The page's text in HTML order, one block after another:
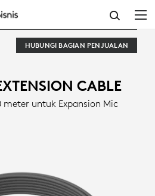
HUBUNGI BAGIAN PENJUALAN
CABLE
meter untuk Expansion Mic